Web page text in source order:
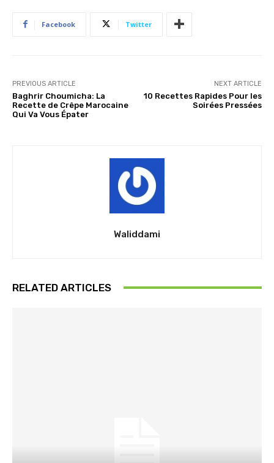
Facebook Twitter
PREVIOUS ARTICLE
Baghrir Choumicha: La
Recette de Crêpe Marocaine
Qui Va Vous Épater
NEXT ARTICLE
10 Recettes Rapides Pour les
Soirées Pressées
Waliddami
RELATED ARTICLES